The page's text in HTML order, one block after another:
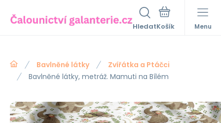
Hledat Menu
Bavlněné látky
Zvířátka a Ptáčci
Bavlněné látky, metráž. Mamuti na Bílém